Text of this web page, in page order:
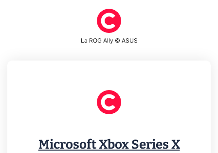
La ROG Ally © ASUS
Microsoft Xbox Series X